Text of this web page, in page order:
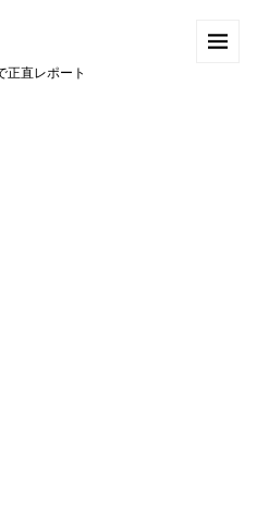
正直レポート